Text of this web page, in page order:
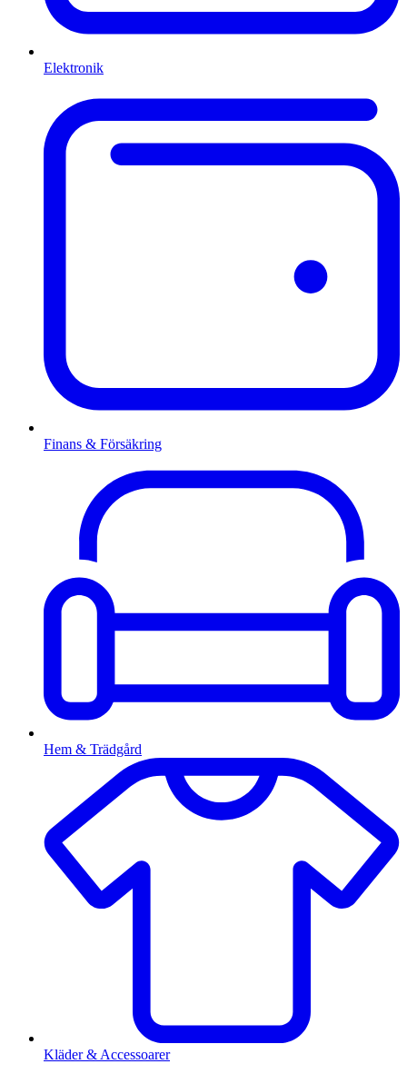
Elektronik
Finans & Försäkring
Hem & Trädgård
Kläder & Accessoarer